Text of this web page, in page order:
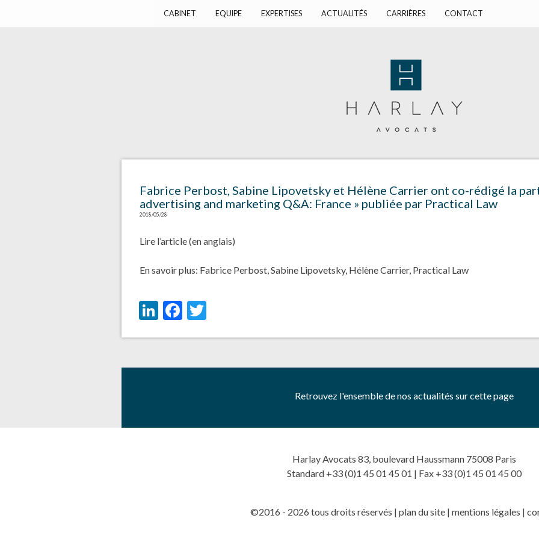
CABINET EQUIPE EXPERTISES ACTUALITÉS CARRIÈRES CONTACT
Fabrice Perbost, Sabine Lipovetsky et Hélène Carrier ont co-rédigé la
advertising and marketing Q&A: France » publiée par Practical Law
2018/05/28
Lire l’article(en anglais)
En savoir plus: Fabrice Perbost,Sabine Lipovetsky, Hélène Carrier, Practical Law
LinkedIn
Facebook
Retrouvez l'ensemble de nos actualités sur cette page
Harlay Avocats 83, boulevard Haussmann 75008 Paris
Standard +33 (0)1 45 01 45 01 | Fax +33 (0)1 45 01 45 00
©2016 - 2026 tous droits réservés | plan du site| mentions légales |